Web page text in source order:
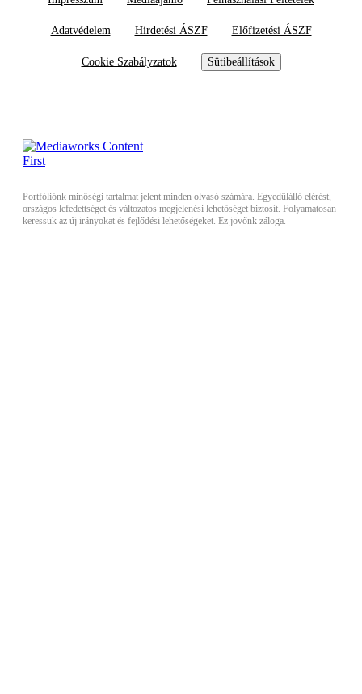
Adatvédelem Hirdetési ÁSZF Előfizetési ÁSZF
Cookie Szabályzatok Sütibeállítások
Portfóliónk minőségi tartalmat jelent minden olvasó számára. Egyedülálló elérést,
országos lefedettséget és változatos megjelenési lehetőséget biztosít. Folyamatosan
keressük az új irányokat és fejlődési lehetőségeket. Ez jövőnk záloga.